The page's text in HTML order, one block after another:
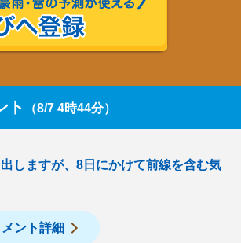
ト （8/7 4時44分）
しますが、8日にかけて前線を含む気
ント詳細